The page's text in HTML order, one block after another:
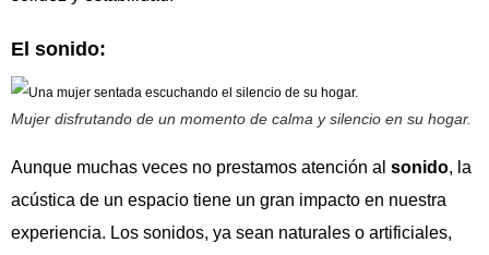
El sonido:
Mujer disfrutando de un momento de calma y silencio en su hogar.
Aunque muchas veces no prestamos atención al sonido, la
acústica de un espacio tiene un gran impacto en nuestra
experiencia. Los sonidos, ya sean naturales o artificiales,